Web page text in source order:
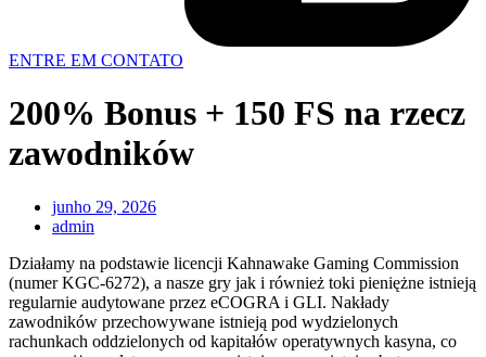
ENTRE EM CONTATO
200% Bonus + 150 FS na rzecz
zawodników
junho 29, 2026
admin
Działamy na podstawie licencji Kahnawake Gaming Commission
(numer KGC-6272), a nasze gry jak i również toki pieniężne istnieją
regularnie audytowane przez eCOGRA i GLI. Nakłady
zawodników przechowywane istnieją pod wydzielonych
rachunkach oddzielonych od kapitałów operatywnych kasyna, co